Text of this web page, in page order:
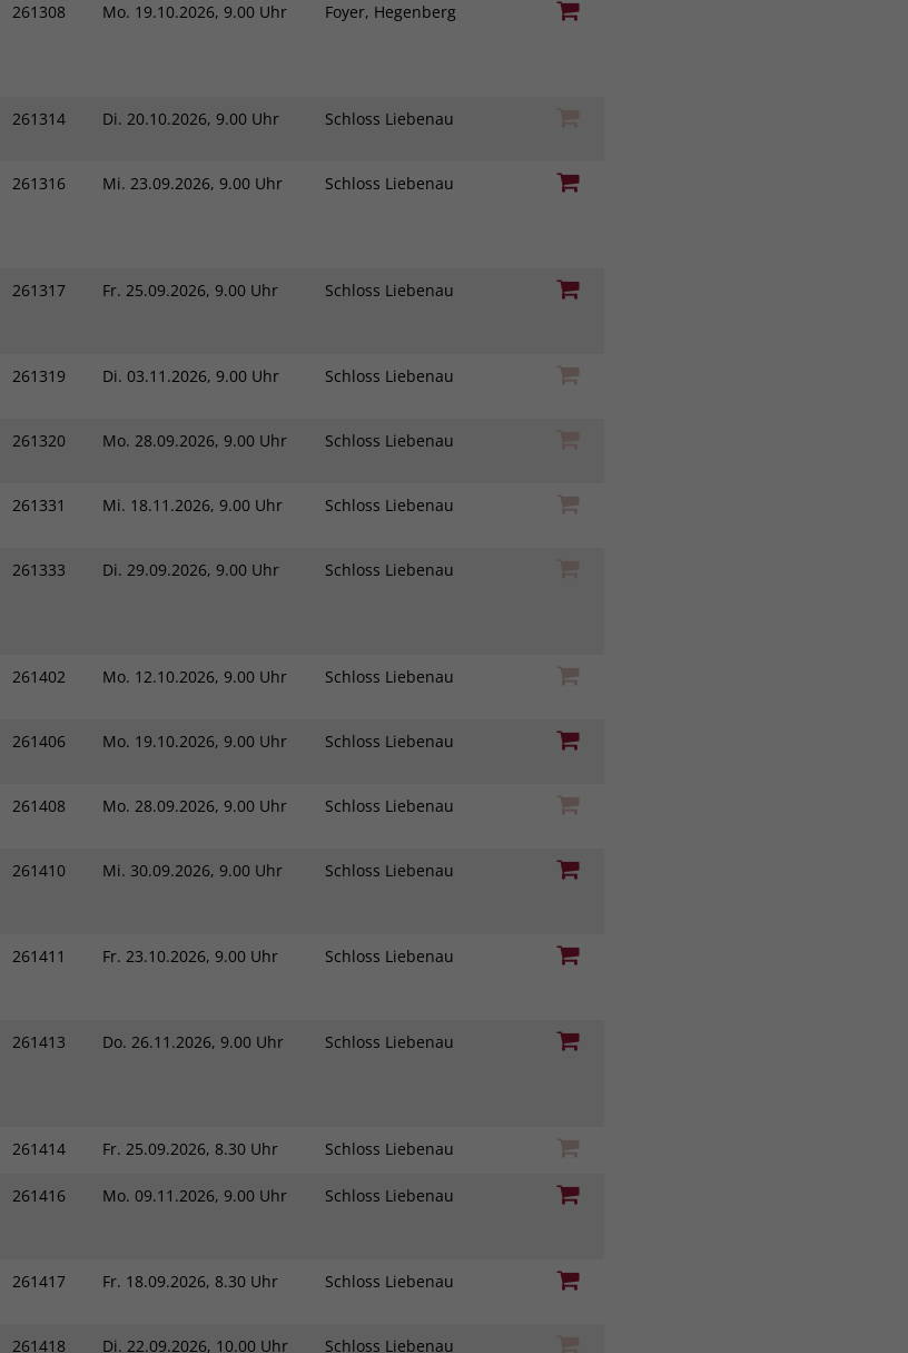
261308 Mo. 19.10.2026, 9.00 Uhr Foyer, Hegenberg
261314 Di. 20.10.2026, 9.00 Uhr Schloss Liebenau
261316 Mi. 23.09.2026, 9.00 Uhr Schloss Liebenau
261317 Fr. 25.09.2026, 9.00 Uhr Schloss Liebenau
261319 Di. 03.11.2026, 9.00 Uhr Schloss Liebenau
261320 Mo. 28.09.2026, 9.00 Uhr Schloss Liebenau
261331 Mi. 18.11.2026, 9.00 Uhr Schloss Liebenau
261333 Di. 29.09.2026, 9.00 Uhr Schloss Liebenau
261402 Mo. 12.10.2026, 9.00 Uhr Schloss Liebenau
261406 Mo. 19.10.2026, 9.00 Uhr Schloss Liebenau
261408 Mo. 28.09.2026, 9.00 Uhr Schloss Liebenau
261410 Mi. 30.09.2026, 9.00 Uhr Schloss Liebenau
261411 Fr. 23.10.2026, 9.00 Uhr Schloss Liebenau
261413 Do. 26.11.2026, 9.00 Uhr Schloss Liebenau
261414 Fr. 25.09.2026, 8.30 Uhr Schloss Liebenau
261416 Mo. 09.11.2026, 9.00 Uhr Schloss Liebenau
261417 Fr. 18.09.2026, 8.30 Uhr Schloss Liebenau
261418 Di. 22.09.2026, 10.00 Uhr Schloss Liebenau